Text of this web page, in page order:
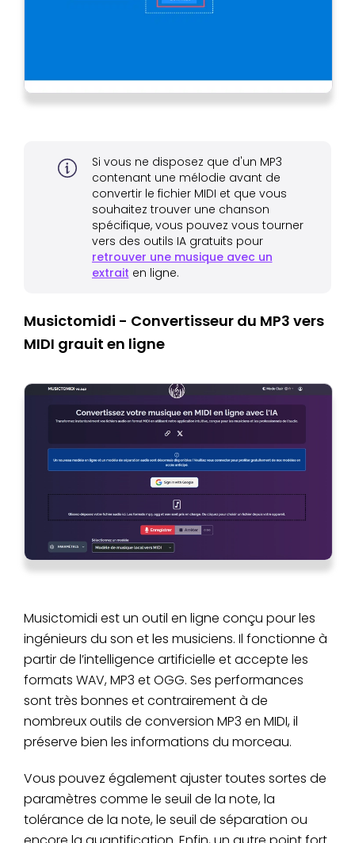
Si vous ne disposez que d'un MP3
contenant une mélodie avant de
convertir le fichier MIDI et que vous
souhaitez trouver une chanson
spécifique, vous pouvez vous tourner
vers des outils IA gratuits pour
retrouver une musique avec un
extrait en ligne.
Musictomidi - Convertisseur du MP3 vers
MIDI grauit en ligne
Musictomidi est un outil en ligne conçu pour les
ingénieurs du son et les musiciens. Il fonctionne à
partir de l’intelligence artificielle et accepte les
formats WAV, MP3 et OGG. Ses performances
sont très bonnes et contrairement à de
nombreux outils de conversion MP3 en MIDI, il
préserve bien les informations du morceau.
Vous pouvez également ajuster toutes sortes de
paramètres comme le seuil de la note, la
tolérance de la note, le seuil de séparation ou